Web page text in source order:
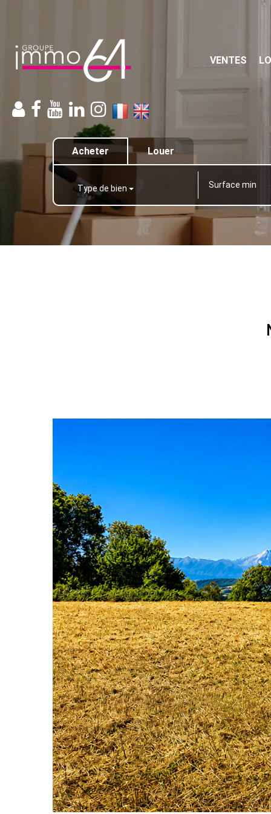
VENTES
Acheter Louer
Type de bien